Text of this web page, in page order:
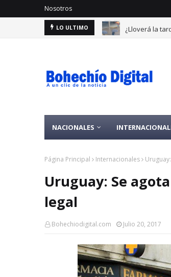
Nosotros
LO ULTIMO ¿Lloverá la
NACIONALES
Página Principal Internacionales
Uruguay: Se
legal
Bohechiodigital.com Julio 20, 2017